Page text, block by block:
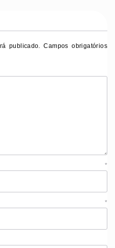
publicado. Campos obrigatórios
*
*